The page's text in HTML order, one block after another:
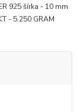
925 šírka - 10 mm
- 5.250 GRAM